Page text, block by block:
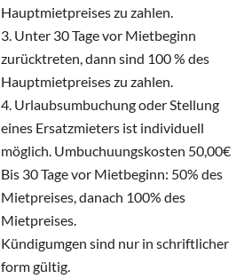
Hauptmietpreises zu zahlen.
3. Unter 30 Tage vor Mietbeginn
zurücktreten, dann sind 100 % des
Hauptmietpreises zu zahlen.
4. Urlaubsumbuchung oder Stellung
eines Ersatzmieters ist individuell
möglich. Umbuchuungskosten 50,00€
Bis 30 Tage vor Mietbeginn: 50% des
Mietpreises, danach 100% des
Mietpreises.
Kündigumgen sind nur in schriftlicher
form gültig.